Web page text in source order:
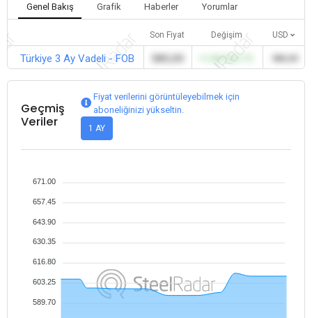
Genel Bakış Grafik Haberler Yorumlar
Son Fiyat Değişim USD
Türkiye 3 Ay Vadeli - FOB 580,00 +1,00 (%0,17)
Geçmiş
Veriler
Fiyat verilerini görüntüleyebilmek için
aboneliğinizi yükseltin.
1 AY
671.00
657.45
643.90
630.35
616.80
603.25
589.70